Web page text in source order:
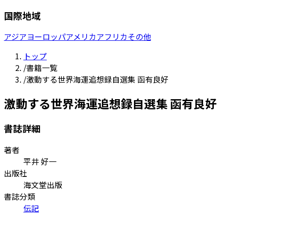
国際地域
アジアヨーロッパアメリカアフリカその他
トップ
/書籍一覧
/激動する世界海運追想録自選集 函有良好
激動する世界海運追想録自選集 函有良好
書誌詳細
著者
平井 好一
出版社
海文堂出版
書誌分類
伝記